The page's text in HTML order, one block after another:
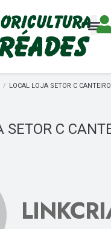
/ LOCAL LOJA SETOR C
SETOR C